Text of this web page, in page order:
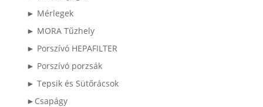
► Mérlegek
► MORA Tűzhely
► Porszívó HEPAFILTER
► Porszívó porzsák
► Tepsik és Sütőrácsok
►Csapágy